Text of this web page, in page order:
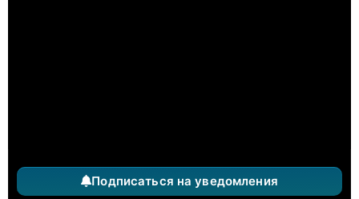
Подписаться на уведомления